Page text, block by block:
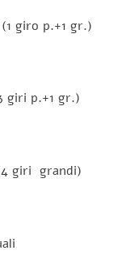
(1 giro p.+1 gr.)
giri p.+1 gr.)
giri grandi)